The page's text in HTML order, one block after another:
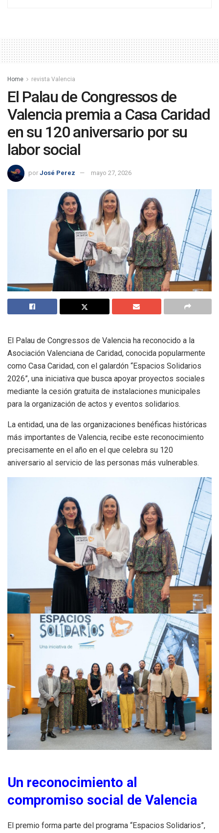
Home revista Valencia
El Palau de Congressos de
Valencia premia a Casa Caridad
en su 120 aniversario por su
labor social
por José Perez mayo 27, 2026
El Palau de Congressos de Valencia ha reconocido a la
Asociación Valenciana de Caridad, conocida popularmente
como Casa Caridad, con el galardón “Espacios Solidarios
2026”, una iniciativa que busca apoyar proyectos sociales
mediante la cesión gratuita de instalaciones municipales
para la organización de actos y eventos solidarios.
La entidad, una de las organizaciones benéficas históricas
más importantes de Valencia, recibe este reconocimiento
precisamente en el año en el que celebra su 120
aniversario al servicio de las personas más vulnerables.
Un reconocimiento al
compromiso social de Valencia
El premio forma parte del programa “Espacios Solidarios”,